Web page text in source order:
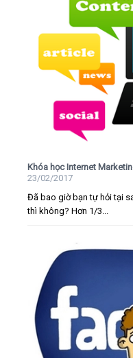
Khóa học Internet
23/02/2017
Đã bao giờ bạn tự hỏi tại
thì không? Hơn 1/3...